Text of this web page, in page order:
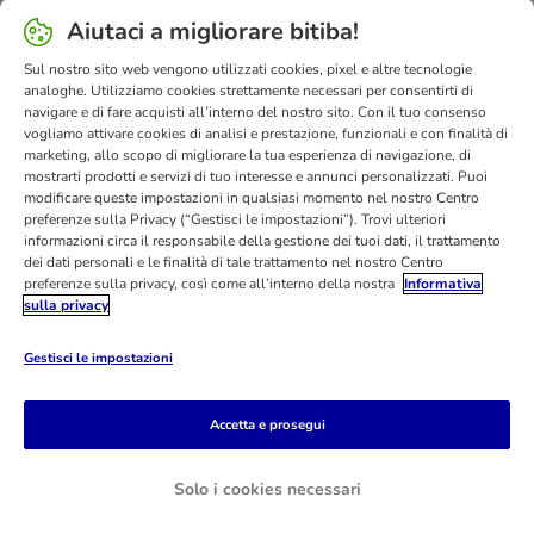
Sicurezza
Security Security
Aiuto & FAQ Servizio Clienti
Atto sui servizi digitali
Condizioni di vendita
Modulo tipo di recesso
Opt-out
Programma fedeltà
Sconti & Vantaggi
Aiutaci a migliorare bitiba!
Sul nostro sito web vengono utilizzati cookies, pixel e altre tecnologie
analoghe. Utilizziamo cookies strettamente necessari per consentirti di
navigare e di fare acquisti all’interno del nostro sito. Con il tuo consenso
vogliamo attivare cookies di analisi e prestazione, funzionali e con finalità di
marketing, allo scopo di migliorare la tua esperienza di navigazione, di
mostrarti prodotti e servizi di tuo interesse e annunci personalizzati. Puoi
modificare queste impostazioni in qualsiasi momento nel nostro Centro
preferenze sulla Privacy (“Gestisci le impostazioni”). Trovi ulteriori
informazioni circa il responsabile della gestione dei tuoi dati, il trattamento
dei dati personali e le finalità di tale trattamento nel nostro Centro
preferenze sulla privacy, così come all’interno della nostra Informativa
sulla privacy
Gestisci le impostazioni
Solo i cookies necessari
Accetta e prosegui